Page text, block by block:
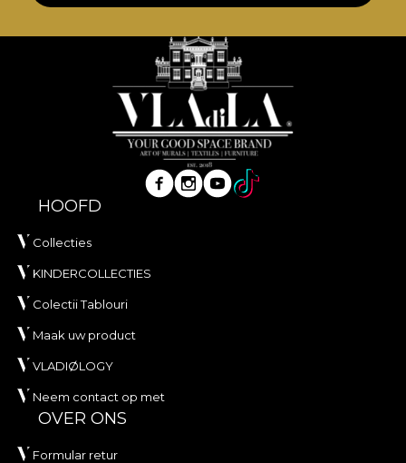
HOOFD
Collecties
KINDERCOLLECTIES
Colectii Tablouri
Maak uw product
VLADIØLOGY
Neem contact op met
OVER ONS
Formular retur